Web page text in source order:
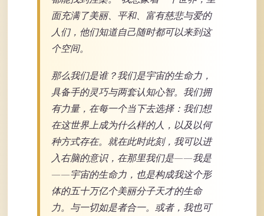
面充满了美丽、平和、富有慈悲与爱的
人们，他们知道自己随时都可以来到这
个空间。
那么我们是谁？我们是宇宙的生命力，
具备手的灵巧与两套认知心智。我们拥
有力量，在每一个当下去选择：我们想
在这世界上成为什么样的人，以及以何
种方式存在。就在此时此刻，我可以进
入右脑的意识，在那里我们是——我是
——宇宙的生命力，也是构成我这个形
体的五十万亿个美丽分子天才的生命
力。与一切如是者合一。或者，我也可